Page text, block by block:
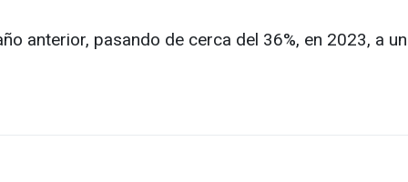
anterior, pasando de cerca del 36%, en 2023, a un